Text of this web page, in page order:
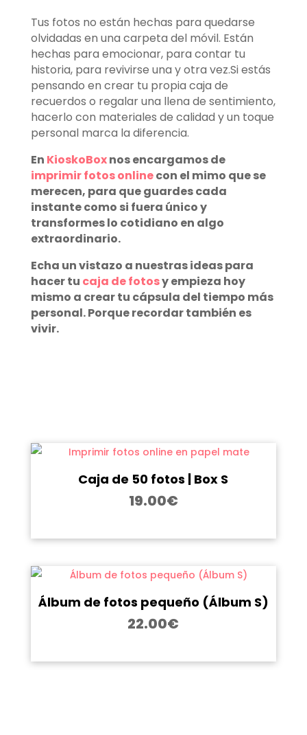
Tus fotos no están hechas para quedarse
olvidadas en una carpeta del móvil. Están
hechas para emocionar, para contar tu
historia, para revivirse una y otra vez.Si estás
pensando en crear tu propia caja de
recuerdos o regalar una llena de sentimiento,
hacerlo con materiales de calidad y un toque
personal marca la diferencia.
En KioskoBoxnos encargamos de
imprimir fotos onlinecon el mimo que se
merecen, para que guardes cada
instante como si fuera único y
transformes lo cotidiano en algo
extraordinario.
Echa un vistazo a nuestras ideas para
hacer tu caja de fotosy empieza hoy
mismo a crear tu cápsula del tiempo más
personal. Porque recordar también es
vivir.
Caja de 50 fotos | Box S
19.00€
Álbum de fotos pequeño (Álbum S)
22.00€